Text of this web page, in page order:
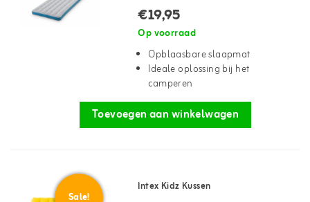
€19,95
Op voorraad
Opblaasbare slaapmat
Ideale oplossing bij het
camperen
Toevoegen aan winkelwagen
Sale!
Intex Kidz Kussen